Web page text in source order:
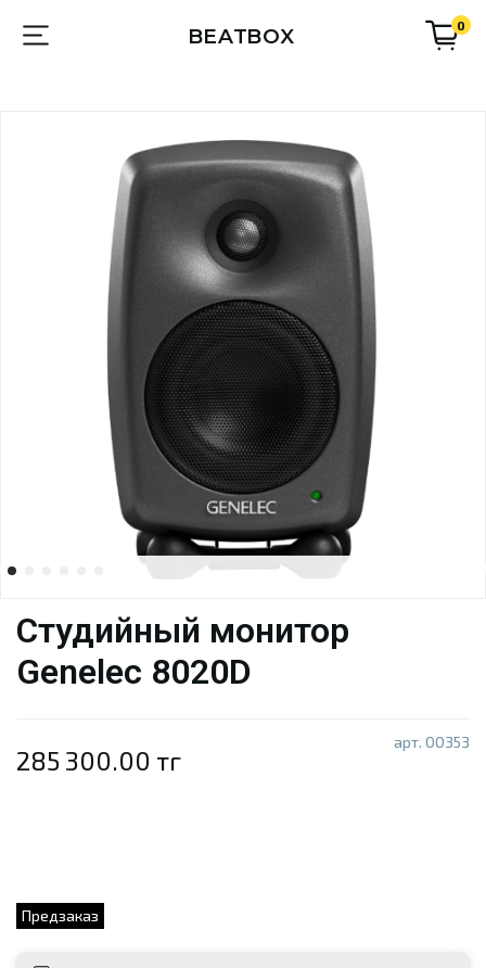
BEATBOX 0
арт. 00353
Предзаказ
Студийный монитор
Genelec 8020D
285 300.00 тг